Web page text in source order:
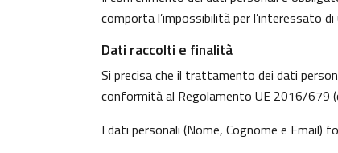
comporta l’impossibilità per l’interessato
Dati raccolti e finalità
Si precisa che il trattamento dei dati
conformità al Regolamento UE 2016/679
I dati personali (Nome, Cognome e